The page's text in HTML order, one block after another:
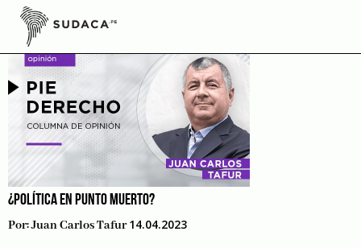
Skip
content
¿POLÍTICA EN PUNTO MUERTO?
Por:Juan Carlos Tafur 14.04.2023